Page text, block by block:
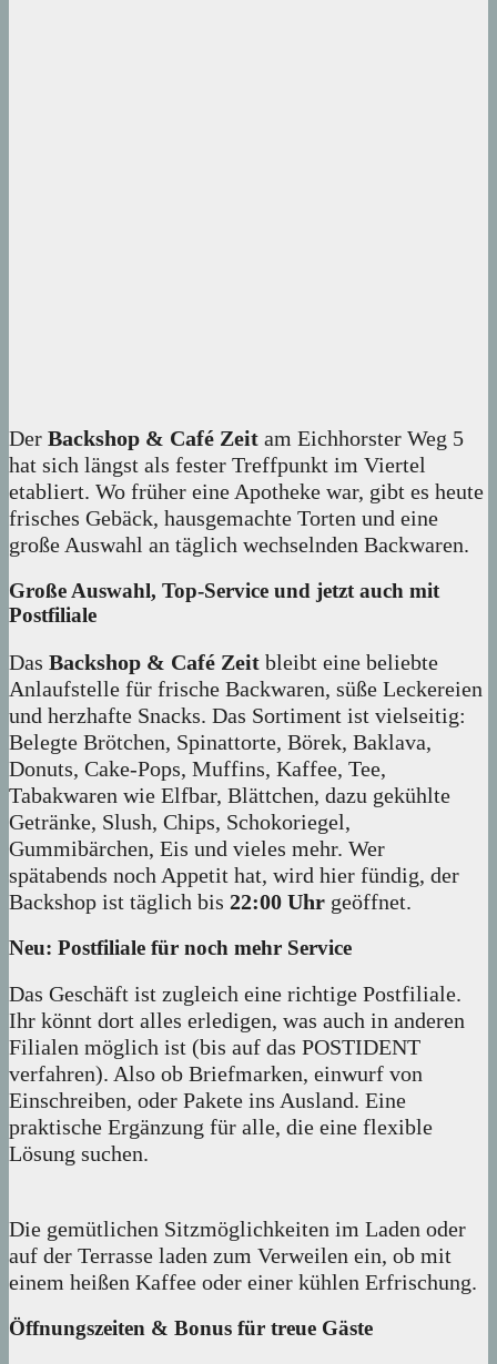
Der Backshop & Café Zeit am Eichhorster Weg 5
hat sich längst als fester Treffpunkt im Viertel
etabliert. Wo früher eine Apotheke war, gibt es heute
frisches Gebäck, hausgemachte Torten und eine
große Auswahl an täglich wechselnden Backwaren.
Große Auswahl, Top-Service und jetzt auch mit
Postfiliale
Das Backshop & Café Zeit bleibt eine beliebte
Anlaufstelle für frische Backwaren, süße Leckereien
und herzhafte Snacks. Das Sortiment ist vielseitig:
Belegte Brötchen, Spinattorte, Börek, Baklava,
Donuts, Cake-Pops, Muffins, Kaffee, Tee,
Tabakwaren wie Elfbar, Blättchen, dazu gekühlte
Getränke, Slush, Chips, Schokoriegel,
Gummibärchen, Eis und vieles mehr. Wer
spätabends noch Appetit hat, wird hier fündig, der
Backshop ist täglich bis 22:00 Uhr geöffnet.
Neu: Postfiliale für noch mehr Service
Das Geschäft ist zugleich eine richtige Postfiliale.
Ihr könnt dort alles erledigen, was auch in anderen
Filialen möglich ist (bis auf das POSTIDENT
verfahren). Also ob Briefmarken, einwurf von
Einschreiben, oder Pakete ins Ausland. Eine
praktische Ergänzung für alle, die eine flexible
Lösung suchen.
Die gemütlichen Sitzmöglichkeiten im Laden oder
auf der Terrasse laden zum Verweilen ein, ob mit
einem heißen Kaffee oder einer kühlen Erfrischung.
Öffnungszeiten & Bonus für treue Gäste